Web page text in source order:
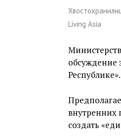
Living Asia
обсуждение
Республике».
внутренних
создать